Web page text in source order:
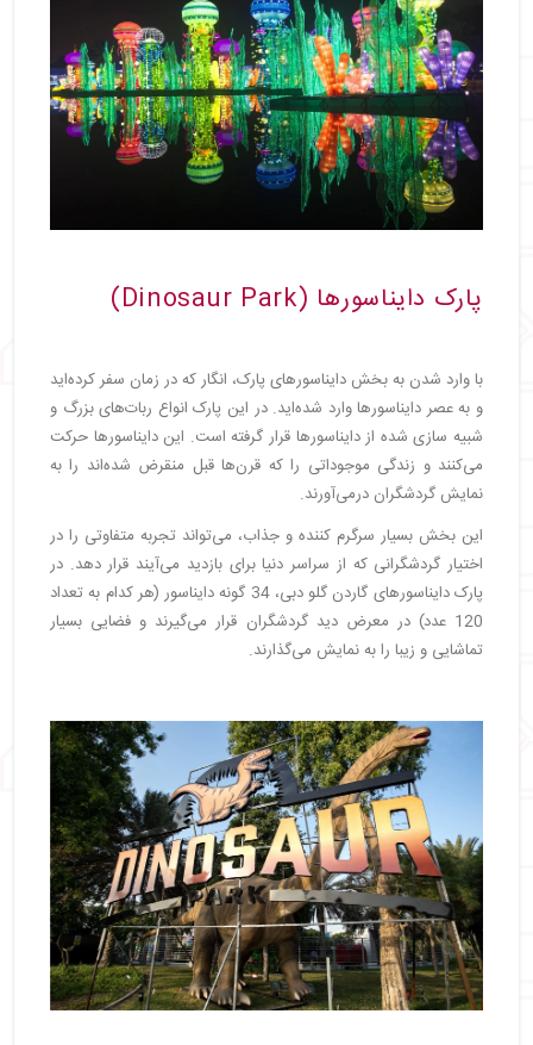
پارک دایناسورها (Dinosaur Park)
با وارد شدن به بخش دایناسورهای پارک، انگار که در زمان سفر کرده‌اید
و به عصر دایناسورها وارد شده‌اید. در این پارک انواع ربات‌های بزرگ و
شبیه سازی شده از دایناسورها قرار گرفته است. این دایناسورها حرکت
می‌کنند و زندگی موجوداتی را که قرن‌ها قبل منقرض شده‌اند را به
نمایش گردشگران درمی‌آورند.
این بخش بسیار سرگرم کننده و جذاب، می‌تواند تجربه متفاوتی را در
اختیار گردشگرانی که از سراسر دنیا برای بازدید می‌آیند قرار دهد. در
پارک دایناسورهای گاردن گلو دبی، 34 گونه دایناسور (هر کدام به تعداد
120 عدد) در معرض دید گردشگران قرار می‌گیرند و فضایی بسیار
تماشایی و زیبا را به نمایش می‌گذارند.